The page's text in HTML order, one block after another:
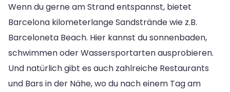
Wenn du gerne am Strand entspannst, bietet
Barcelona kilometerlange Sandstrände wie z.B.
Barceloneta Beach. Hier kannst du sonnenbaden,
schwimmen oder Wassersportarten ausprobieren.
Und natürlich gibt es auch zahlreiche Restaurants
und Bars in der Nähe, wo du nach einem Tag am